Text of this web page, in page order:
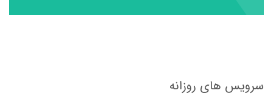
سرویس های روزانه